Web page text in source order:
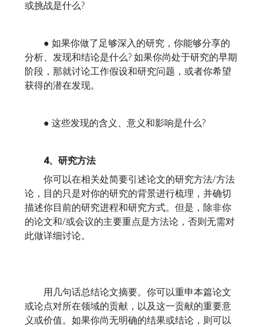
或挑战是什么?
● 如果你做了足够深入的研究，你能够分享的
分析、发现和结论是什么? 如果你尚处于研究的早期
阶段，那就讨论工作假设和研究问题，或者你希望
获得的潜在发现。
● 这些发现的含义、意义和影响是什么?
4、研究方法
你可以在相关处简要引述论文的研究方法/方法
论，目的只是对你的研究的背景进行梳理，并确切
描述你目前的研究进程和研究方式。但是，除非你
的论文和/或会议的主要重点是方法论，否则无需对
此做详细讨论。
用几句话总结论文摘要。你可以重申本篇论文
或论点对所在领域的贡献，以及这一贡献的重要意
义或价值。如果你尚无明确的结果或结论，则可以